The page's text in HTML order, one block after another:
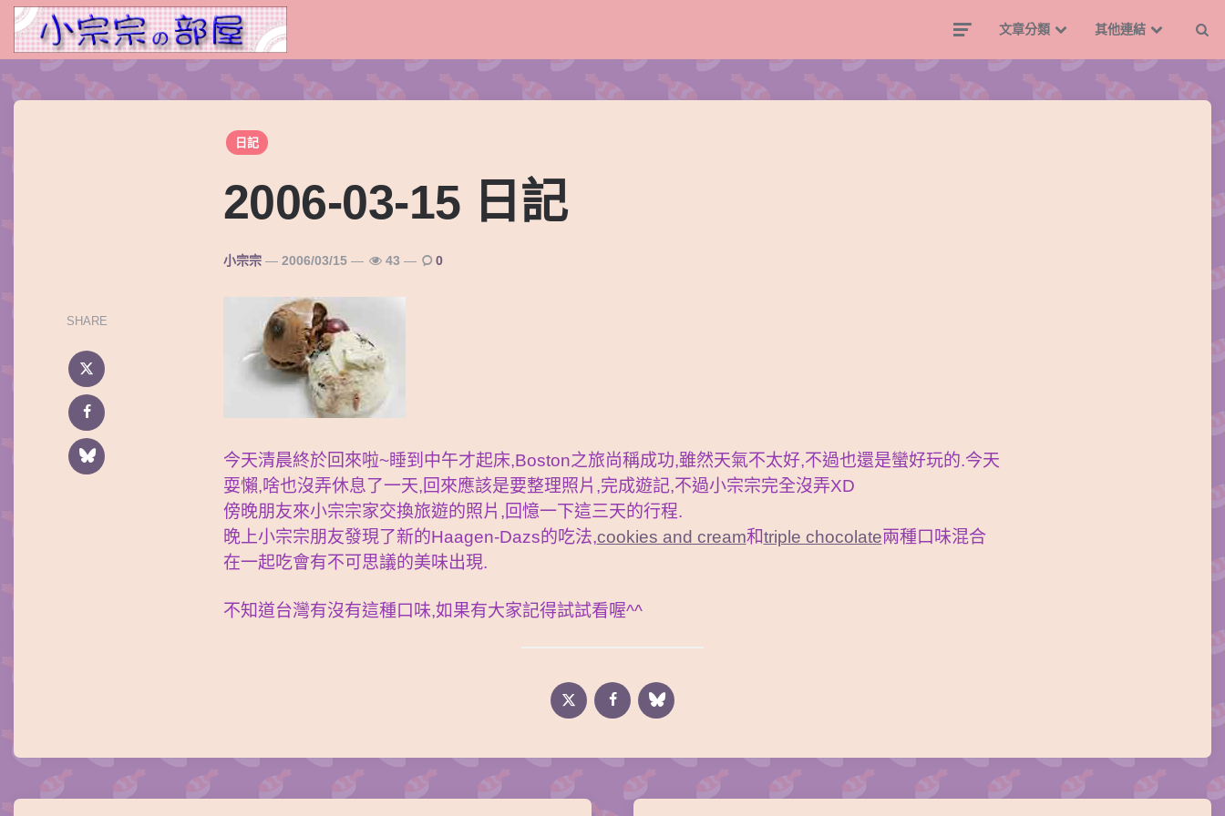
文章分類 其他連結
日記
2006-03-15 日記
Posted
小宗宗 2006/03/15 43 0
SHARE
今天清晨終於回來啦~睡到中午才起床,Boston之旅尚稱成功,雖然天氣不太好,不過也還是蠻好玩的.今天
耍懶,啥也沒弄休息了一天,回來應該是要整理照片,完成遊記,不過小宗宗完全沒弄XD
傍晚朋友來小宗宗家交換旅遊的照片,回憶一下這三天的行程.
晚上小宗宗朋友發現了新的Haagen-Dazs的吃法,cookies and cream和triple chocolate兩種口味混合
在一起吃會有不可思議的美味出現.
不知道台灣有沒有這種口味,如果有大家記得試試看喔^^
Post